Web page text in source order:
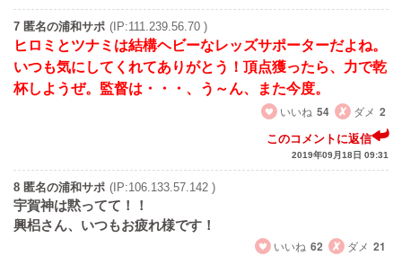
7 匿名の浦和サポ (IP:111.239.56.70 )
ヒロミとツナミは結構ヘビーなレッズサポーターだよね。
いつも気にしてくれてありがとう！頂点獲ったら、力で乾
杯しようぜ。監督は・・・、う～ん、また今度。
いいね 54 ダメ 2
このコメントに返信
2019年09月18日 09:31
8 匿名の浦和サポ (IP:106.133.57.142 )
宇賀神は黙ってて！！
興梠さん、いつもお疲れ様です！
いいね 62 ダメ 21